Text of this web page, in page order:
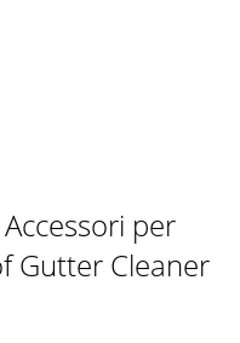
per
Gutter Cleaner